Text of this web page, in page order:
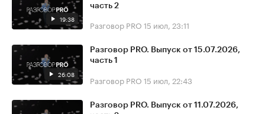
19:38
часть 2
Разговор PRO 15 июл, 23:11
26:08
Разговор PRO. Выпуск от 15.07.2026,
часть 1
Разговор PRO 15 июл, 22:43
Разговор PRO. Выпуск от 11.07.2026,